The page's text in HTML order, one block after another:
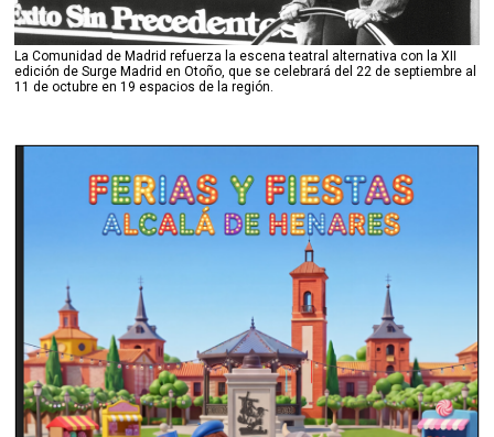
La Comunidad de Madrid refuerza la escena teatral alternativa con la XII
edición de Surge Madrid en Otoño, que se celebrará del 22 de septiembre al
11 de octubre en 19 espacios de la región.